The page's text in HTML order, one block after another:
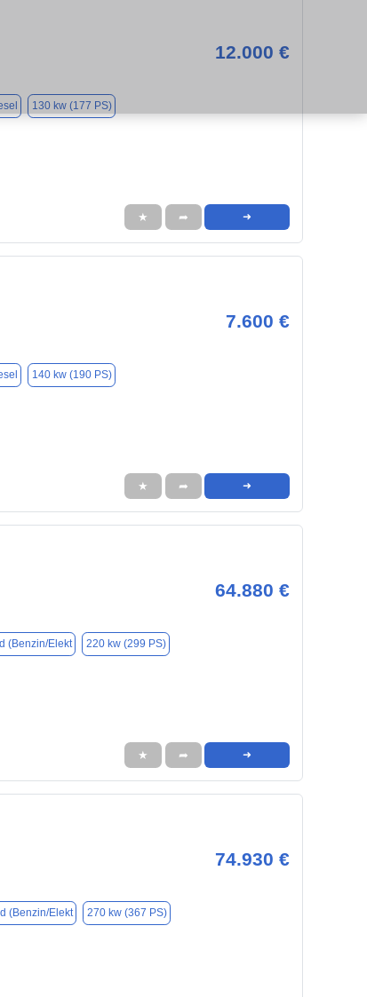
12.000 €
130 kw (177 PS)
★ ➦ ➜
7.600 €
140 kw (190 PS)
★ ➦ ➜
64.880 €
(Benzin/Elekt 220 kw (299 PS)
★ ➦ ➜
74.930 €
(Benzin/Elekt 270 kw (367 PS)